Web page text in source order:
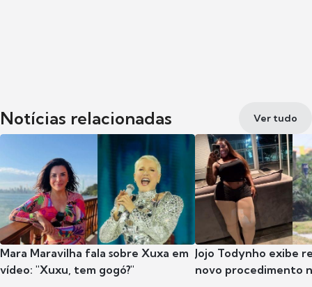
Notícias relacionadas Ver tudo
Mara Maravilha fala sobre Xuxa em
vídeo: "Xuxu, tem gogó?"
Jojo Todynho exibe
novo procedimento